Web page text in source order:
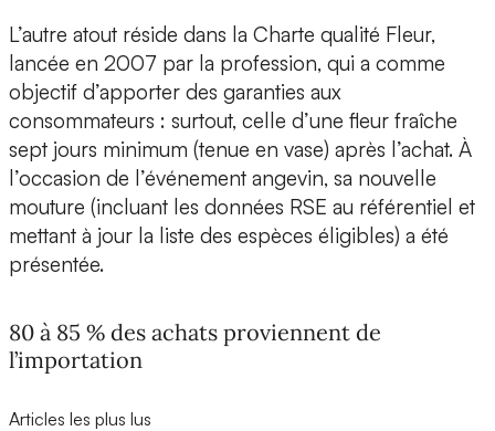
L’autre atout réside dans la Charte qualité Fleur,
lancée en 2007 par la profession, qui a comme
objectif d’apporter des garanties aux
consommateurs : surtout, celle d’une fleur fraîche
sept jours minimum (tenue en vase) après l’achat. À
l’occasion de l’événement angevin, sa nouvelle
mouture (incluant les données RSE au référentiel et
mettant à jour la liste des espèces éligibles) a été
présentée.
80 à 85 % des achats proviennent de
l’importation
Articles les plus lus